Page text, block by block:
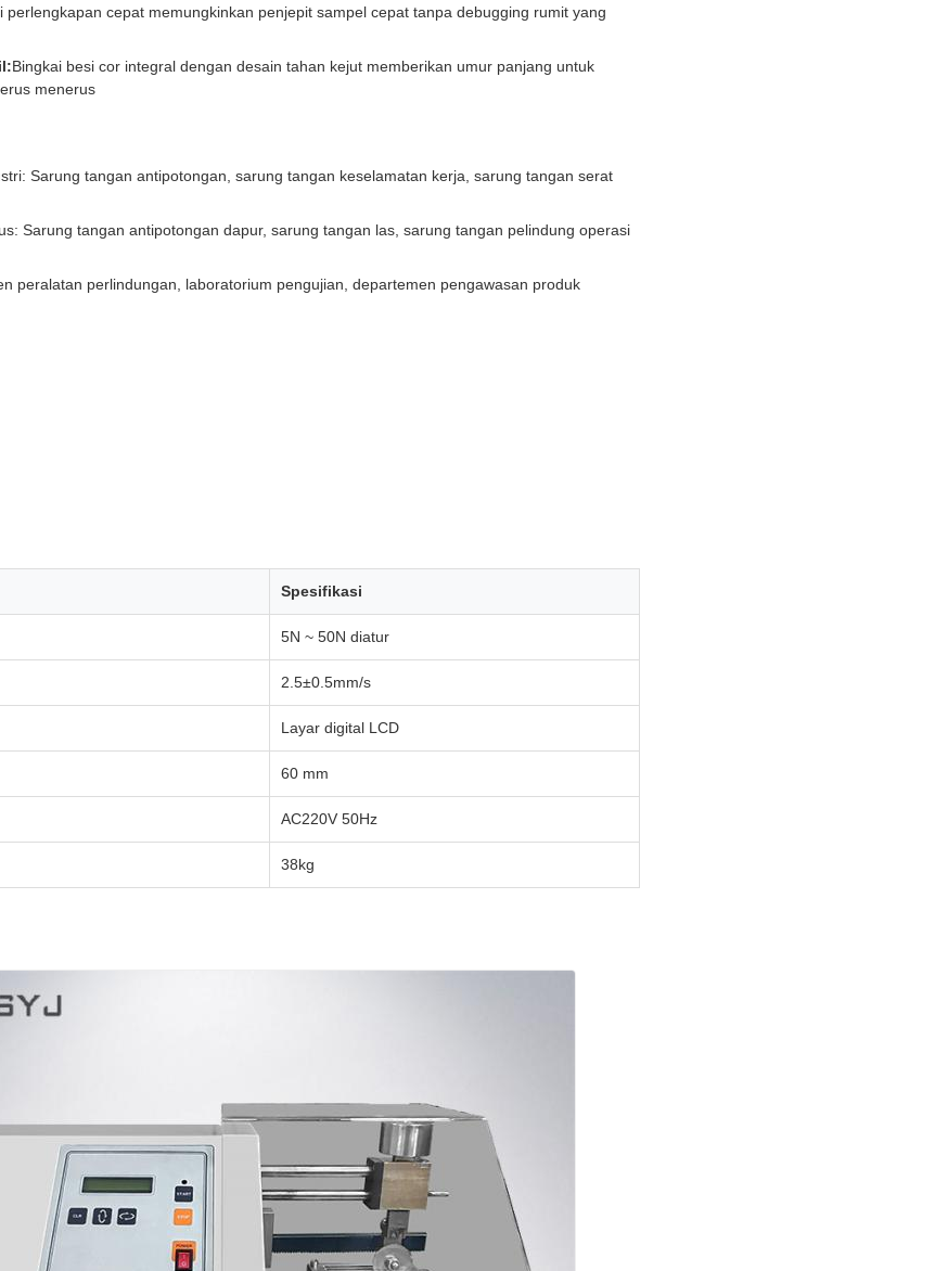
perlengkapan cepat memungkinkan penjepit sampel cepat tanpa debugging rumit yang
Bingkai besi cor integral dengan desain tahan kejut memberikan umur panjang untuk
menerus
Sarung tangan antipotongan, sarung tangan keselamatan kerja, sarung tangan serat
Sarung tangan antipotongan dapur, sarung tangan las, sarung tangan pelindung operasi
peralatan perlindungan, laboratorium pengujian, departemen pengawasan produk
Spesifikasi
5N ~ 50N diatur
2.5±0.5mm/s
Layar digital LCD
60 mm
AC220V 50Hz
38kg